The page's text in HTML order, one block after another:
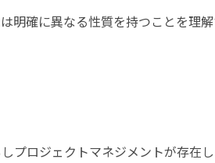
明確に異なる性質を持つことを理
プロジェクトマネジメントが存在